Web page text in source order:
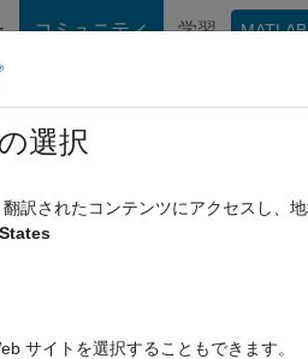
コミュニティ 学習
MATLAB に関する FAQ
String from
選択
訳されたコンテンツにアクセスし、
サイトを選択することもできます。